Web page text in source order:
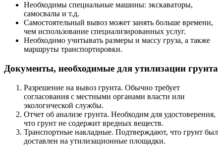
Необходимы специальные машины: экскаваторы,
самосвалы и т.д.
Самостоятельный вывоз может занять больше времени,
чем использование специализированных услуг.
Необходимо учитывать размеры и массу груза, а также
маршруты транспортировки.
Документы, необходимые для утилизации грунта
Разрешение на вывоз грунта. Обычно требует
согласования с местными органами власти или
экологической службы.
Отчет об анализе грунта. Необходим для удостоверения,
что грунт не содержит вредных веществ.
Транспортные накладные. Подтверждают, что грунт был
доставлен на утилизационные площадки.